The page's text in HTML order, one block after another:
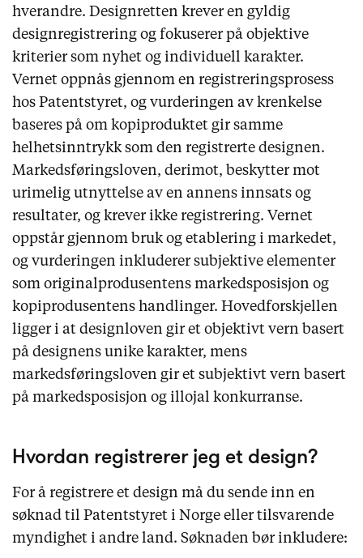
hverandre. Designretten krever en gyldig
designregistrering og fokuserer på objektive
kriterier som nyhet og individuell karakter.
Vernet oppnås gjennom en registreringsprosess
hos Patentstyret, og vurderingen av krenkelse
baseres på om kopiproduktet gir samme
helhetsinntrykk som den registrerte designen.
Markedsføringsloven, derimot, beskytter mot
urimelig utnyttelse av en annens innsats og
resultater, og krever ikke registrering. Vernet
oppstår gjennom bruk og etablering i markedet,
og vurderingen inkluderer subjektive elementer
som originalprodusentens markedsposisjon og
kopiprodusentens handlinger. Hovedforskjellen
ligger i at designloven gir et objektivt vern basert
på designens unike karakter, mens
markedsføringsloven gir et subjektivt vern basert
på markedsposisjon og illojal konkurranse.
Hvordan registrerer jeg et design?
For å registrere et design må du sende inn en
søknad til Patentstyret i Norge eller tilsvarende
myndighet i andre land. Søknaden bør inkludere: